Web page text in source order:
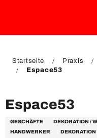
EN
Startseite Praxis
Espace53
Espace53
GESCHÄFTE
DEKORATION /
HANDWERKER